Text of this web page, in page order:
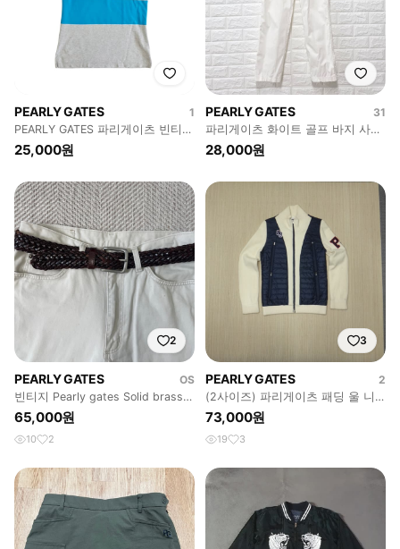
PEARLY GATES
1
PEARLY GATES 파리게이츠 빈티지
PK 카라 반팔 티셔츠
25,000원
PEARLY GATES
31
파리게이츠 화이트 골프 바지 사이
즈 31인치
28,000원
2
PEARLY GATES
OS
빈티지 Pearly gates Solid brass
버클 레더벨트
65,000원
10 2
3
PEARLY GATES
2
(2사이즈) 파리게이츠 패딩 울 니
트 방풍 여성 집업
73,000원
19 3